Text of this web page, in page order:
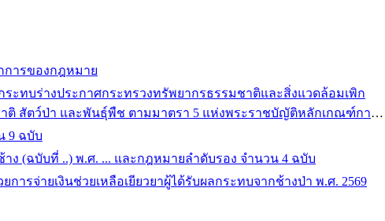
การของกฎหมาย
ะทบร่างประกาศกระทรวงทรัพยากรธรรมชาติและสิ่งแวดล้อมเพิก
ติ สัตว์ป่า และพันธุ์พืช ตามมาตรา 5 แห่งพระราชบัญัติหลักเกณฑ์การ
ธิ์ของกฎหมาย พ.ศ. 2562
9 ฉบับ
(ฉบับที่ ..) พ.ศ. ... และกฎหมายลำดับรอง จำนวน 4 ฉบับ
ารจ่ายเงินช่วยเหลือเยียวยาผู้ได้รับผลกระทบจากช้างป่า พ.ศ. 2569